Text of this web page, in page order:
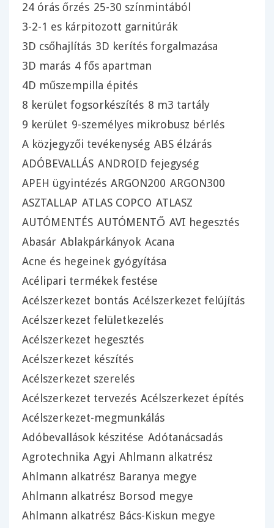
24 órás őrzés 25-30 színmintából
3-2-1 es kárpitozott garnitúrák
3D csőhajlítás 3D kerítés forgalmazása
3D marás 4 fős apartman
4D műszempilla épités
8 kerület fogsorkészítés 8 m3 tartály
9 kerület 9-személyes mikrobusz bérlés
A közjegyzői tevékenység ABS élzárás
ADÓBEVALLÁS ANDROID fejegység
APEH ügyintézés ARGON200 ARGON300
ASZTALLAP ATLAS COPCO ATLASZ
AUTÓMENTÉS AUTÓMENTŐ AVI hegesztés
Abasár Ablakpárkányok Acana
Acne és hegeinek gyógyítása
Acélipari termékek festése
Acélszerkezet bontás Acélszerkezet felújítás
Acélszerkezet felületkezelés
Acélszerkezet hegesztés
Acélszerkezet készítés
Acélszerkezet szerelés
Acélszerkezet tervezés Acélszerkezet építés
Acélszerkezet-megmunkálás
Adóbevallások készitése Adótanácsadás
Agrotechnika Agyi Ahlmann alkatrész
Ahlmann alkatrész Baranya megye
Ahlmann alkatrész Borsod megye
Ahlmann alkatrész Bács-Kiskun megye